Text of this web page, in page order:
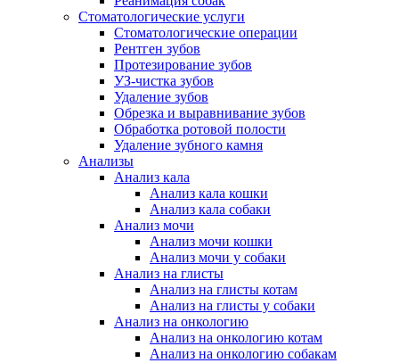
Стоматологические услуги
Стоматологические операции
Рентген зубов
Протезирование зубов
УЗ-чистка зубов
Удаление зубов
Обрезка и выравнивание зубов
Обработка ротовой полости
Удаление зубного камня
Анализы
Анализ кала
Анализ кала кошки
Анализ кала собаки
Анализ мочи
Анализ мочи кошки
Анализ мочи у собаки
Анализ на глисты
Анализ на глисты котам
Анализ на глисты у собаки
Анализ на онкологию
Анализ на онкологию котам
Анализ на онкологию собакам